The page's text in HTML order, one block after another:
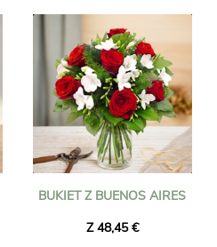
BUKIET Z BUENOS AIRES
Z 48,45 €